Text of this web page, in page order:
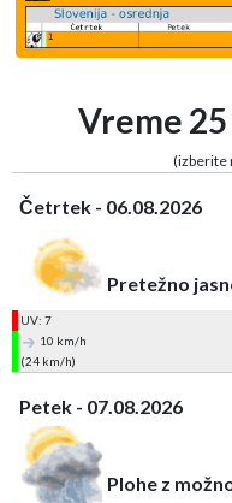
Vreme
(izberite
Četrtek - 06.08.2026
Pretežno
UV: 7
10 km/h
(24 km/h)
Petek - 07.08.2026
Plohe z